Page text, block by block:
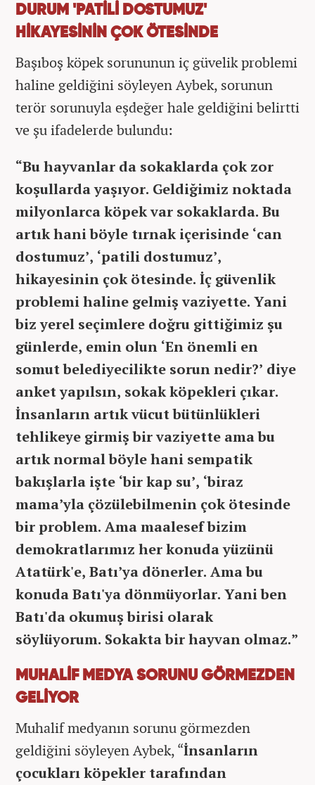
DURUM 'PATİLİ DOSTUMUZ'
HİKAYESİNİN ÇOK ÖTESİNDE
Başıboş köpek sorununun iç güvelik problemi
haline geldiğini söyleyen Aybek, sorunun
terör sorunuyla eşdeğer hale geldiğini belirtti
ve şu ifadelerde bulundu:
“Bu hayvanlar da sokaklarda çok zor
koşullarda yaşıyor. Geldiğimiz noktada
milyonlarca köpek var sokaklarda. Bu
artık hani böyle tırnak içerisinde ‘can
dostumuz’, ‘patili dostumuz’,
hikayesinin çok ötesinde. İç güvenlik
problemi haline gelmiş vaziyette. Yani
biz yerel seçimlere doğru gittiğimiz şu
günlerde, emin olun ‘En önemli en
somut belediyecilikte sorun nedir?’ diye
anket yapılsın, sokak köpekleri çıkar.
İnsanların artık vücut bütünlükleri
tehlikeye girmiş bir vaziyette ama bu
artık normal böyle hani sempatik
bakışlarla işte ‘bir kap su’, ‘biraz
mama’yla çözülebilmenin çok ötesinde
bir problem. Ama maalesef bizim
demokratlarımız her konuda yüzünü
Atatürk'e, Batı’ya dönerler. Ama bu
konuda Batı'ya dönmüyorlar. Yani ben
Batı'da okumuş birisi olarak
söylüyorum. Sokakta bir hayvan olmaz.”
MUHALİF MEDYA SORUNU GÖRMEZDEN
GELİYOR
Muhalif medyanın sorunu görmezden
geldiğini söyleyen Aybek, “İnsanların
çocukları köpekler tarafından